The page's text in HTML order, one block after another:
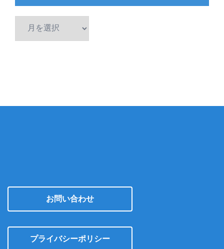
お問い合わせ
プライバシーポリシー